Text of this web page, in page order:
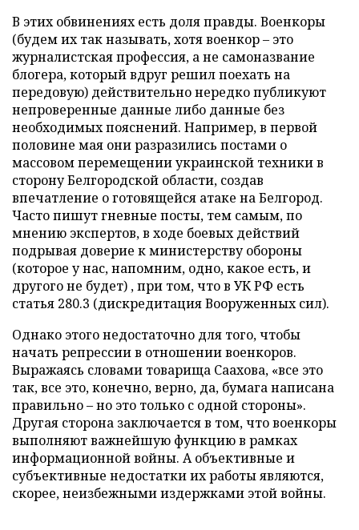
В этих обвинениях есть доля правды. Военкоры
(будем их так называть, хотя военкор – это
журналистская профессия, а не самоназвание
блогера, который вдруг решил поехать на
передовую) действительно нередко публикуют
непроверенные данные либо данные без
необходимых пояснений. Например, в первой
половине мая они разразились постами о
массовом перемещении украинской техники в
сторону Белгородской области, создав
впечатление о готовящейся атаке на Белгород.
Часто пишут гневные посты, тем самым, по
мнению экспертов, в ходе боевых действий
подрывая доверие к министерству обороны
(которое у нас, напомним, одно, какое есть, и
другого не будет) , при том, что в УК РФ есть
статья 280.3 (дискредитация Вооруженных сил).
Однако этого недостаточно для того, чтобы
начать репрессии в отношении военкоров.
Выражаясь словами товарища Саахова, «все это
так, все это, конечно, верно, да, бумага написана
правильно – но это только с одной стороны».
Другая сторона заключается в том, что военкоры
выполняют важнейшую функцию в рамках
информационной войны. А объективные и
субъективные недостатки их работы являются,
скорее, неизбежными издержками этой войны.